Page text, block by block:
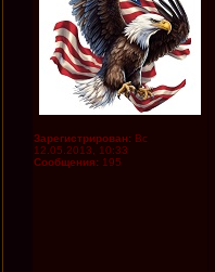
Зарегистрирован: Вс
12.05.2013, 10:33
Сообщения: 195